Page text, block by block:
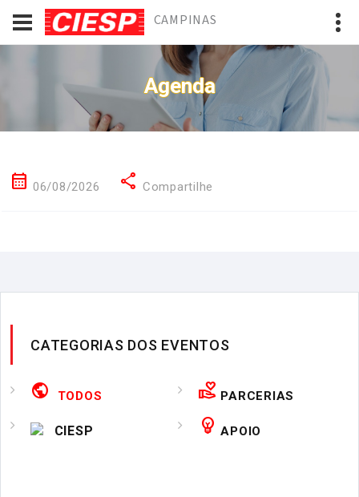
CAMPINAS
Agenda
calendar_month 06/08/2026 share Compartilhe
CATEGORIAS DOS EVENTOS
public TODOS
CIESP
volunteer_activism PARCERIAS
emoji_objects APOIO